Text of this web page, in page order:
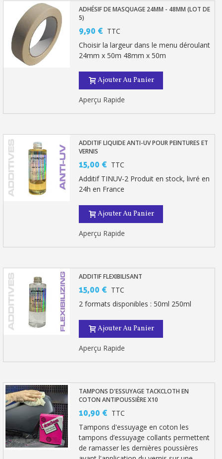
ADHÉSIF DE MASQUAGE 24MM - 48MM (LOT DE
5)
9,90 € TTC
Choisir la largeur dans le menu déroulant
24mm x 50m 48mm x 50m
Ajouter Au Panier
Aperçu Rapide
ADDITIF LIQUIDE ANTI-UV POUR PEINTURES ET
VERNIS
15,00 € TTC
Additif TINUV-2 Produit en stock, livré en
24h en France
Ajouter Au Panier
Aperçu Rapide
ADDITIF FLEXIBILISANT
15,00 € TTC
2 formats disponibles : 50ml 250ml
Ajouter Au Panier
Aperçu Rapide
TAMPONS D'ESSUYAGE TACKCLOTH EN
COTON ANTIPOUSSIÈRE X10
10,90 € TTC
Tampons d'essuyage en coton les
tampons d’essuyage collants permettent
de ramasser les dernières poussières